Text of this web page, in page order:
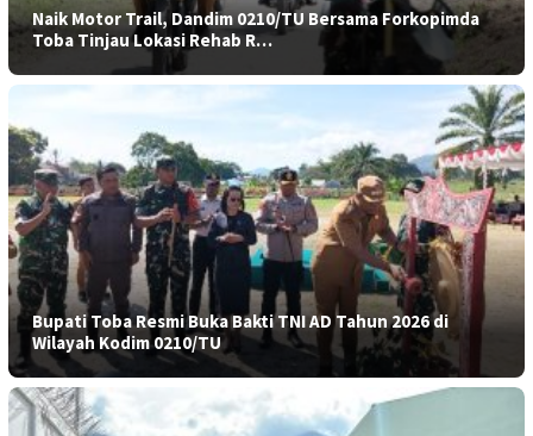
Naik Motor Trail, Dandim 0210/TU Bersama Forkopimda
Toba Tinjau Lokasi Rehab R…
Bupati Toba Resmi Buka Bakti TNI AD Tahun 2026 di
Wilayah Kodim 0210/TU